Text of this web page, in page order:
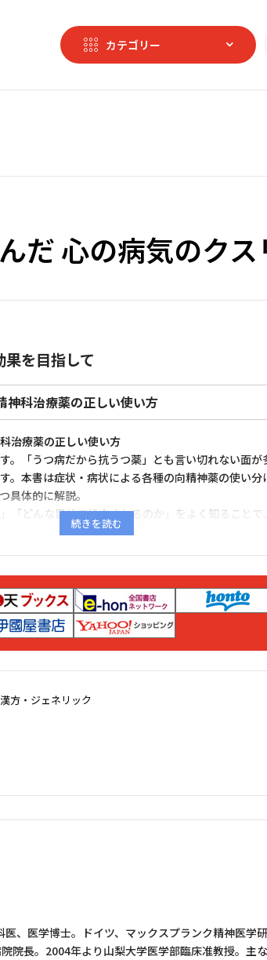
カテゴリー
だ 心の病気のクス
を目指して
神科治療薬の正しい使い方
治療薬の正しい使い方
。「うつ病だから抗うつ薬」とも言い切れない面が
。本書は症状・病状による各種の向精神薬の使い分
具体的に解説。
「どんな目的で処方されるのか」をよく知ることで
方・ジェネリック
、医学博士。ドイツ、マックスプランク精神医学
院長。2004年より山梨大学医学部臨床准教授。主